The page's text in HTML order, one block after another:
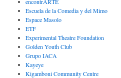
Escuela de la Comedia y del Mimo
Espace Masolo
ETF
Experimental Theatre Foundation
Golden Youth Club
Grupo IACA
Kayeye
Kigamboni Community Centre